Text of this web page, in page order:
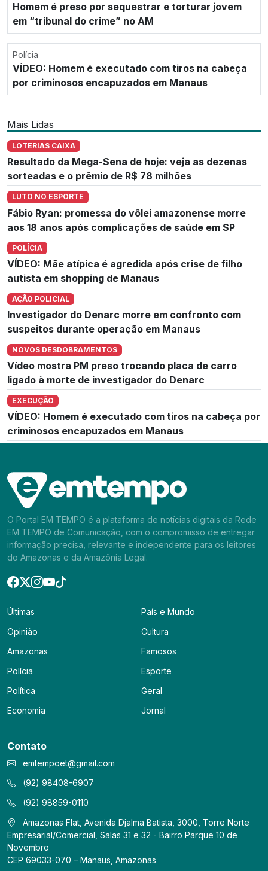
Homem é preso por sequestrar e torturar jovem
em “tribunal do crime” no AM
Polícia
VÍDEO: Homem é executado com tiros na cabeça
por criminosos encapuzados em Manaus
Mais Lidas
LOTERIAS CAIXA
Resultado da Mega-Sena de hoje: veja as dezenas
sorteadas e o prêmio de R$ 78 milhões
LUTO NO ESPORTE
Fábio Ryan: promessa do vôlei amazonense morre
aos 18 anos após complicações de saúde em SP
POLÍCIA
VÍDEO: Mãe atípica é agredida após crise de filho
autista em shopping de Manaus
AÇÃO POLICIAL
Investigador do Denarc morre em confronto com
suspeitos durante operação em Manaus
NOVOS DESDOBRAMENTOS
Vídeo mostra PM preso trocando placa de carro
ligado à morte de investigador do Denarc
EXECUÇÃO
VÍDEO: Homem é executado com tiros na cabeça por
criminosos encapuzados em Manaus
O Portal EM TEMPO é a plataforma de notícias digitais da Rede
EM TEMPO de Comunicação, com o compromisso de entregar
informação precisa, relevante e independente para os leitores
do Amazonas e da Amazônia Legal.
Últimas
Opinião
Amazonas
Polícia
Política
Economia
País e Mundo
Cultura
Famosos
Esporte
Geral
Jornal
Contato
emtempoet@gmail.com
(92) 98408-6907
(92) 98859-0110
Amazonas Flat, Avenida Djalma Batista, 3000, Torre Norte
Empresarial/Comercial, Salas 31 e 32 - Bairro Parque 10 de
Novembro
CEP 69033-070 – Manaus, Amazonas